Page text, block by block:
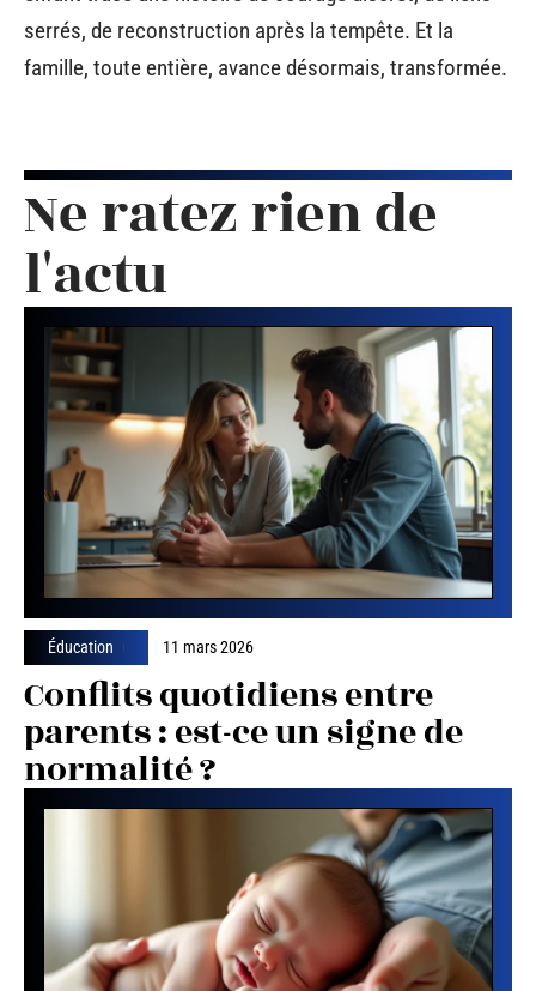
serrés, de reconstruction après la tempête. Et la
famille, toute entière, avance désormais, transformée.
Ne ratez rien de
l'actu
Éducation 11 mars 2026
Conflits quotidiens entre
parents : est-ce un signe de
normalité ?